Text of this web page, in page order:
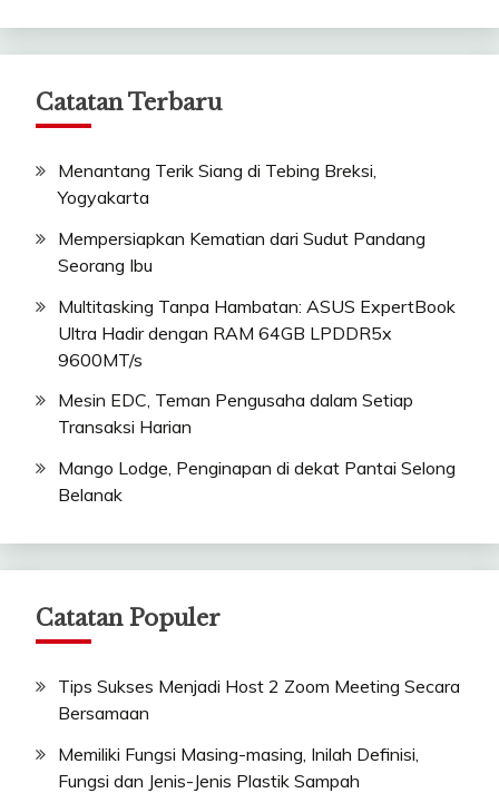
Catatan Terbaru
Menantang Terik Siang di Tebing Breksi,
Yogyakarta
Mempersiapkan Kematian dari Sudut Pandang
Seorang Ibu
Multitasking Tanpa Hambatan: ASUS ExpertBook
Ultra Hadir dengan RAM 64GB LPDDR5x
9600MT/s
Mesin EDC, Teman Pengusaha dalam Setiap
Transaksi Harian
Mango Lodge, Penginapan di dekat Pantai Selong
Belanak
Catatan Populer
Tips Sukses Menjadi Host 2 Zoom Meeting Secara
Bersamaan
Memiliki Fungsi Masing-masing, Inilah Definisi,
Fungsi dan Jenis-Jenis Plastik Sampah